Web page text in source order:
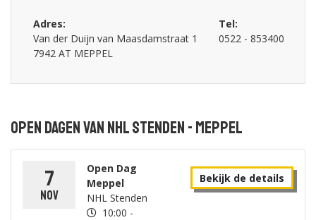
Adres:
Van der Duijn van Maasdamstraat 1
7942 AT MEPPEL
Tel:
0522 - 853400
Open dagen van NHL Stenden - Meppel
7
nov
Open Dag
Meppel
NHL Stenden
10:00 -
Bekijk de details